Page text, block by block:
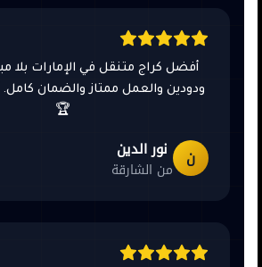
أفضل كراج متنقل في الإمارات بلا
🏆
ن نور الدين
من الشارقة